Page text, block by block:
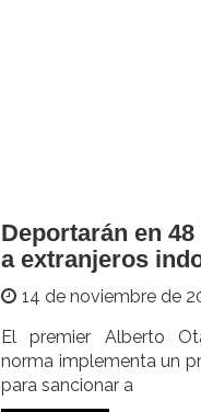
Deportarán en
a extranjeros
14 de noviembre de
El premier Alberto
norma implementa un
para sancionar a